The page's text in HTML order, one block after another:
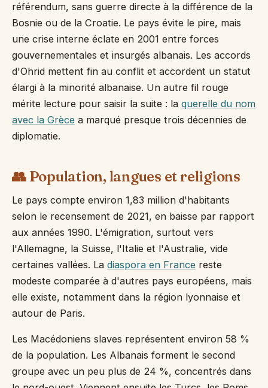
référendum, sans guerre directe à la différence de la
Bosnie ou de la Croatie. Le pays évite le pire, mais
une crise interne éclate en 2001 entre forces
gouvernementales et insurgés albanais. Les accords
d'Ohrid mettent fin au conflit et accordent un statut
élargi à la minorité albanaise. Un autre fil rouge
mérite lecture pour saisir la suite : la querelle du nom
avec la Grèce a marqué presque trois décennies de
diplomatie.
👥 Population, langues et religions
Le pays compte environ 1,83 million d'habitants
selon le recensement de 2021, en baisse par rapport
aux années 1990. L'émigration, surtout vers
l'Allemagne, la Suisse, l'Italie et l'Australie, vide
certaines vallées. La diaspora en France reste
modeste comparée à d'autres pays européens, mais
elle existe, notamment dans la région lyonnaise et
autour de Paris.
Les Macédoniens slaves représentent environ 58 %
de la population. Les Albanais forment le second
groupe avec un peu plus de 24 %, concentrés dans